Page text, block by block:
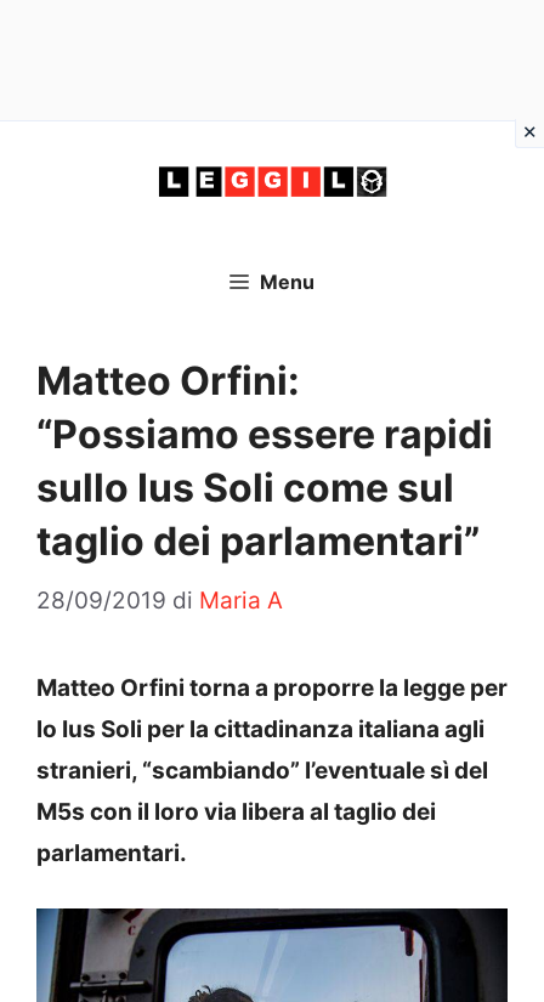
Menu
Matteo Orfini:
“Possiamo essere rapidi
sullo Ius Soli come sul
taglio dei parlamentari”
28/09/2019 di Maria A
Matteo Orfini torna a proporre la legge per
lo Ius Soli per la cittadinanza italiana agli
stranieri, “scambiando” l’eventuale sì del
M5s con il loro via libera al taglio dei
parlamentari.